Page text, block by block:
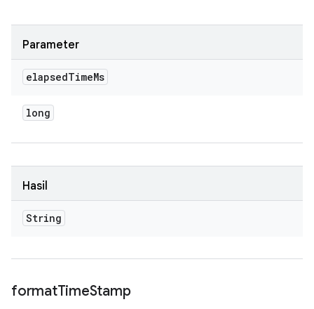
Parameter
elapsedTimeMs
long
Hasil
String
formatTimeStamp